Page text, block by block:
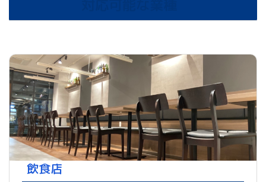
飲食店